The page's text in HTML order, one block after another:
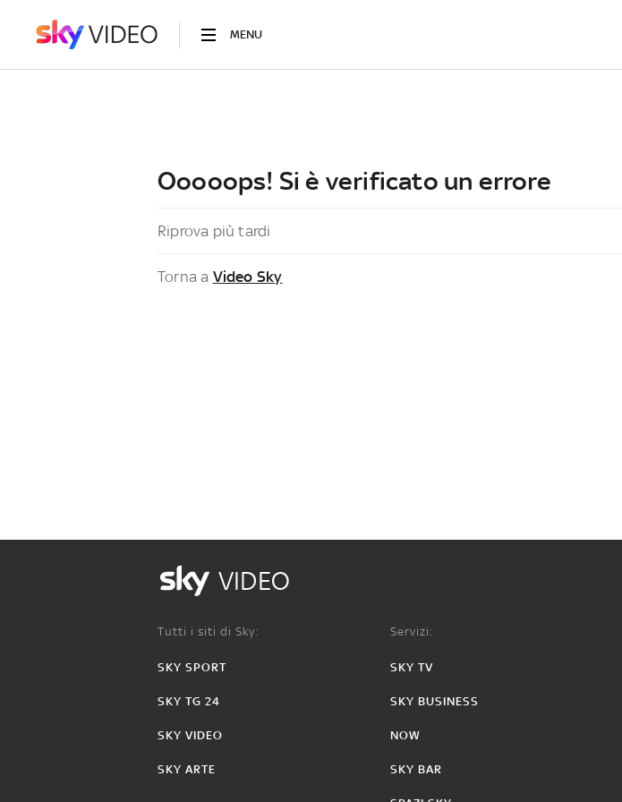
MENU
Ooooops! Si è verificato un errore
Riprova più tardi
Torna a Video Sky
VIDEO
Tutti i siti di Sky:
SKY SPORT
SKY TG 24
SKY VIDEO
SKY ARTE
Servizi:
SKY TV
SKY BUSINESS
NOW
SKY BAR